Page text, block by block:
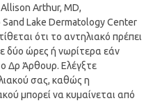
Arthur, MD,
Lake Dermatology Center
ότι το αντηλιακό πρέπει
δύο ώρες ή νωρίτερα εάν
Δρ Άρθουρ. Ελέγξτε
σας, καθώς η
μπορεί να κυμαίνεται από